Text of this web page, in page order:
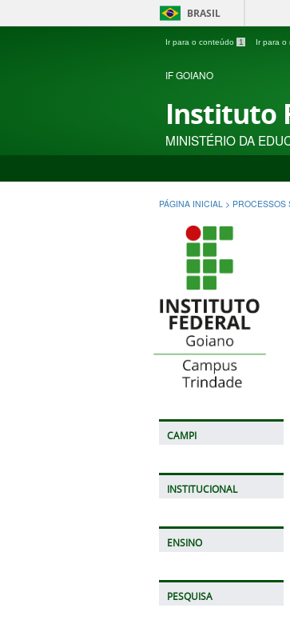
BRASIL
Ir para o conteúdo 1 Ir para o
IF GOIANO
Instituto
MINISTÉRIO DA
PÁGINA INICIAL > PROCESSOS
CAMPI
INSTITUCIONAL
ENSINO
PESQUISA